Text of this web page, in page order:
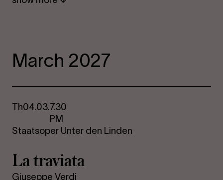
March 2027
Th04.03.7.30
PM
Staatsoper Unter den Linden
La travi­ata
Giuseppe Verdi